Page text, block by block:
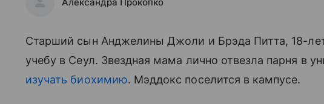
Старший сын Анджелины Джоли и Брэда Питта, 18-
учебу в Сеул. Звездная мама лично отвезла парня в
изучать биохимию. Мэддокс поселится в кампусе.